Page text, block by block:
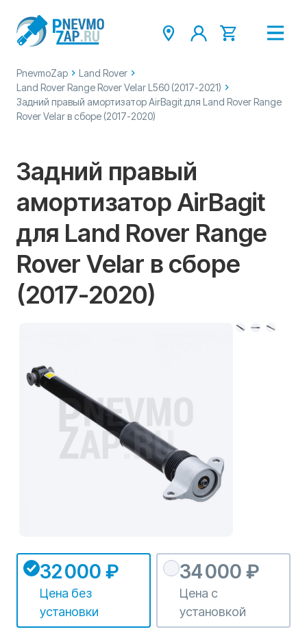
PnevmoZap
Land Rover
Land Rover Range Rover Velar L560 (2017-2021)
Задний правый амортизатор AirBagit для Land Rover Range
Rover Velar в сборе (2017-2020)
Задний правый
амортизатор AirBagit
для Land Rover Range
Rover Velar в сборе
(2017-2020)
32 000 ₽
Цена без
установки
34 000 ₽
Цена с
установкой